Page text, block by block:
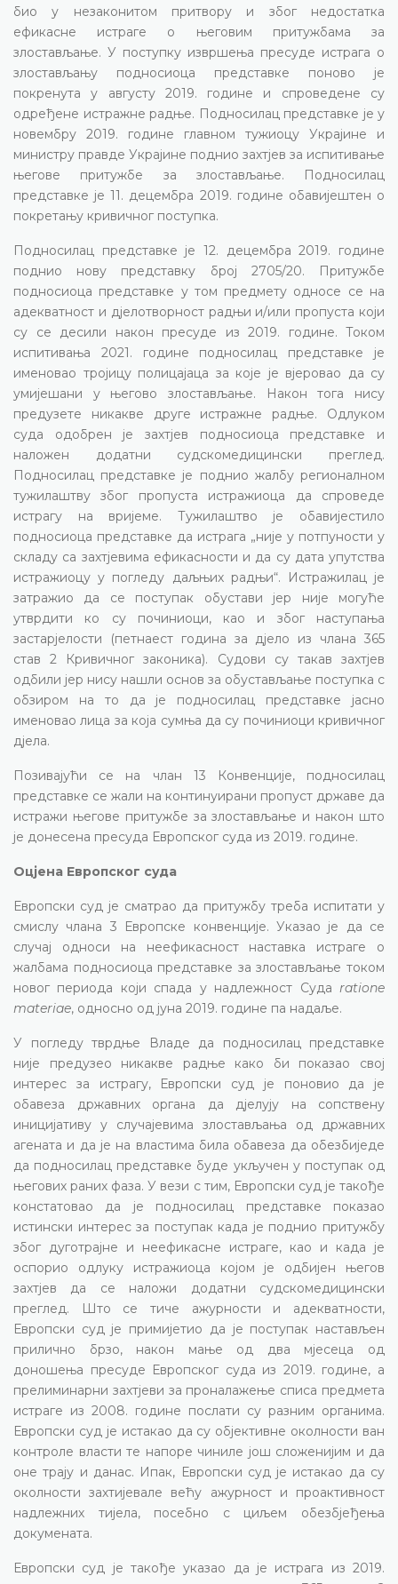
био у незаконитом притвору и због недостатка
ефикасне истраге о његовим притужбама за
злостављање. У поступку извршења пресуде истрага о
злостављању подносиоца представке поново је
покренута у августу 2019. године и спроведене су
одређене истражне радње. Подносилац представке је у
новембру 2019. године главном тужиоцу Украјине и
министру правде Украјине поднио захтјев за испитивање
његове притужбе за злостављање. Подносилац
представке је 11. децембра 2019. године обавијештен о
покретању кривичног поступка.
Подносилац представке је 12. децембра 2019. године
поднио нову представку број 2705/20. Притужбе
подносиоца представке у том предмету односе се на
адекватност и дјелотворност радњи и/или пропуста који
су се десили након пресуде из 2019. године. Током
испитивања 2021. године подносилац представке је
именовао тројицу полицајаца за које је вјеровао да су
умијешани у његово злостављање. Након тога нису
предузете никакве друге истражне радње. Одлуком
суда одобрен је захтјев подносиоца представке и
наложен додатни судскомедицински преглед.
Подносилац представке је поднио жалбу регионалном
тужилаштву због пропуста истражиоца да спроведе
истрагу на вријеме. Тужилаштво је обавијестило
подносиоца представке да истрага „није у потпуности у
складу са захтјевима ефикасности и да су дата упутства
истражиоцу у погледу даљњих радњи“. Истражилац је
затражио да се поступак обустави јер није могуће
утврдити ко су починиоци, као и због наступања
застарјелости (петнаест година за дјело из члана 365
став 2 Кривичног законика). Судови су такав захтјев
одбили јер нису нашли основ за обустављање поступка с
обзиром на то да је подносилац представке јасно
именовао лица за која сумња да су починиоци кривичног
дјела.
Позивајући се на члан 13 Конвенције, подносилац
представке се жали на континуирани пропуст државе да
истражи његове притужбе за злостављање и након што
је донесена пресуда Европског суда из 2019. године.
Оцјена Европског суда
Европски суд је сматрао да притужбу треба испитати у
смислу члана 3 Европске конвенције. Указао је да се
случај односи на неефикасност наставка истраге о
жалбама подносиоца представке за злостављање током
новог периода који спада у надлежност Суда ratione
materiae, односно од јуна 2019. године па надаље.
У погледу тврдње Владе да подносилац представке
није предузео никакве радње како би показао свој
интерес за истрагу, Европски суд је поновио да је
обавеза државних органа да дјелују на сопствену
иницијативу у случајевима злостављања од државних
агената и да је на властима била обавеза да обезбиједе
да подносилац представке буде укључен у поступак од
његових раних фаза. У вези с тим, Европски суд је такође
констатовао да је подносилац представке показао
истински интерес за поступак када је поднио притужбу
због дуготрајне и неефикасне истраге, као и када је
оспорио одлуку истражиоца којом је одбијен његов
захтјев да се наложи додатни судскомедицински
преглед. Што се тиче ажурности и адекватности,
Европски суд је примијетио да је поступак настављен
прилично брзо, након мање од два мјесеца од
доношења пресуде Европског суда из 2019. године, а
прелиминарни захтјеви за проналажење списа предмета
истраге из 2008. године послати су разним органима.
Европски суд је истакао да су објективне околности ван
контроле власти те напоре чиниле још сложенијим и да
оне трају и данас. Ипак, Европски суд је истакао да су
околности захтијевале већу ажурност и проактивност
надлежних тијела, посебно с циљем обезбјеђења
докумената.
Европски суд је такође указао да је истрага из 2019.